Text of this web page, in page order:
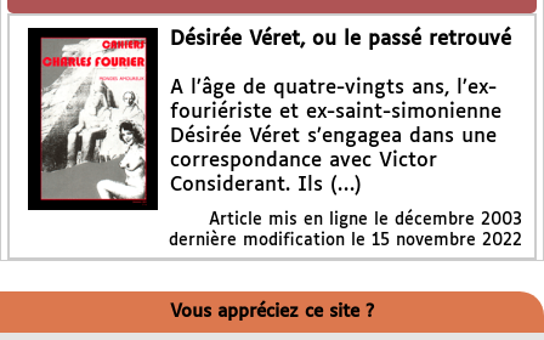
Désirée Véret, ou le passé retrouvé
A l’âge de quatre-vingts ans, l’ex-
fouriériste et ex-saint-simonienne
Désirée Véret s’engagea dans une
correspondance avec Victor
Considerant. Ils (…)
Article mis en ligne le décembre 2003
dernière modification le 15 novembre 2022
Vous appréciez ce site ?